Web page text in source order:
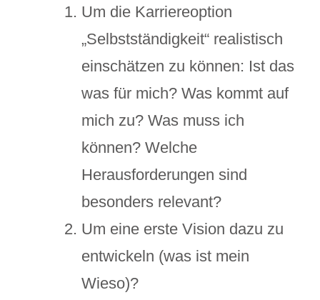
Um die Karriereoption
„Selbstständigkeit“ realistisch
einschätzen zu können: Ist das
was für mich? Was kommt auf
mich zu? Was muss ich
können? Welche
Herausforderungen sind
besonders relevant?
Um eine erste Vision dazu zu
entwickeln (was ist mein
Wieso)?